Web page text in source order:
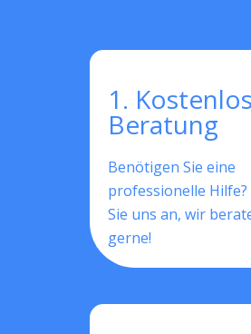
1.
Beratung
Benötigen Sie eine
professionelle Hilfe?
Sie uns an, wir
gerne!